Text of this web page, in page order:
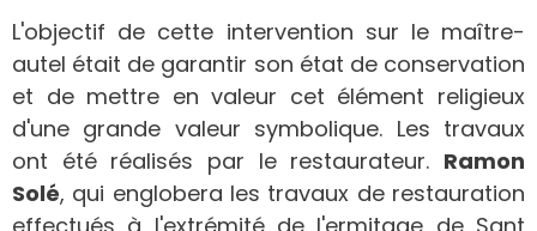
L'objectif de cette intervention sur le maître-
autel était de garantir son état de conservation
et de mettre en valeur cet élément religieux
d'une grande valeur symbolique. Les travaux
ont été réalisés par le restaurateur. Ramon
Solé, qui englobera les travaux de restauration